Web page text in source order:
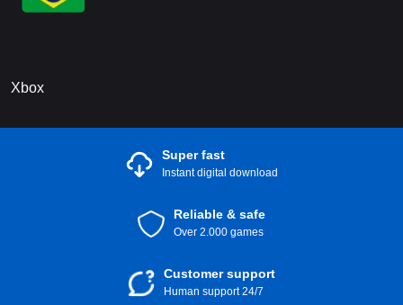
Xbox
Super fast
Instant digital download
Reliable & safe
Over 2.000 games
Customer support
Human support 24/7